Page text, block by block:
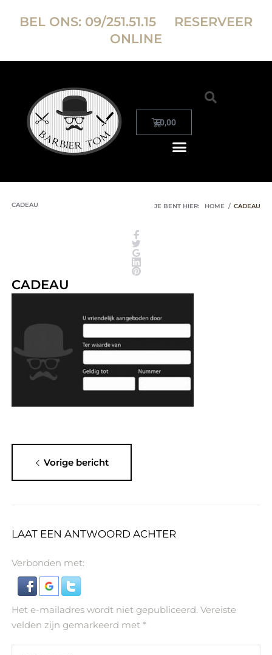
BEL ONS: 09/251.51.15
RESERVEER
ONLINE
€0,00
CADEAU JE BENT HIER: HOME / CADEAU
CADEAU
Vorige bericht
LAAT EEN ANTWOORD ACHTER
Verbonden met:
Het e-mailadres wordt niet gepubliceerd. Vereiste
velden zijn gemarkeerd met *